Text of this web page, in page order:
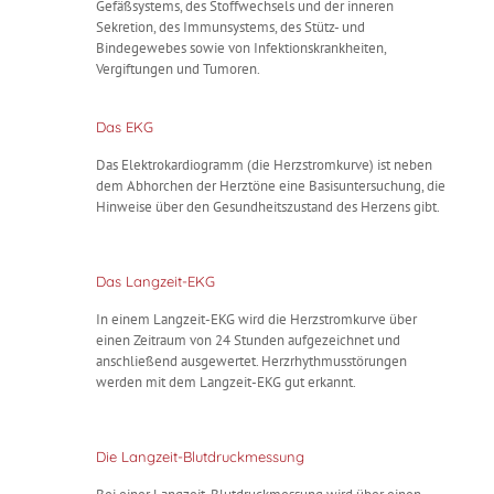
Gefäßsystems, des Stoffwechsels und der inneren
Sekretion, des Immunsystems, des Stütz- und
Bindegewebes sowie von Infektionskrankheiten,
Vergiftungen und Tumoren.
Das EKG
Das Elektrokardiogramm (die Herzstromkurve) ist neben
dem Abhorchen der Herztöne eine Basisuntersuchung, die
Hinweise über den Gesundheitszustand des Herzens gibt.
Das Langzeit-EKG
In einem Langzeit-EKG wird die Herzstromkurve über
einen Zeitraum von 24 Stunden aufgezeichnet und
anschließend ausgewertet. Herzrhythmusstörungen
werden mit dem Langzeit-EKG gut erkannt.
Die Langzeit-Blutdruckmessung